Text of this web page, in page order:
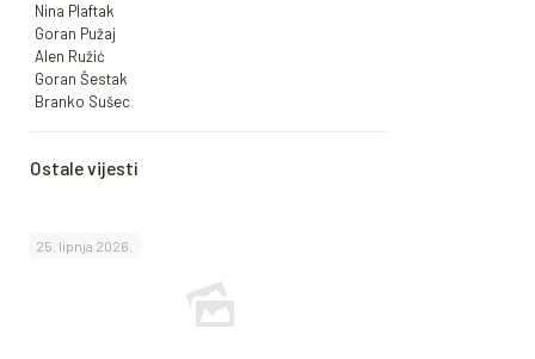
Nina Plaftak
Goran Pužaj
Alen Ružić
Goran Šestak
Branko Sušec
Ostale vijesti
25. lipnja 2026.